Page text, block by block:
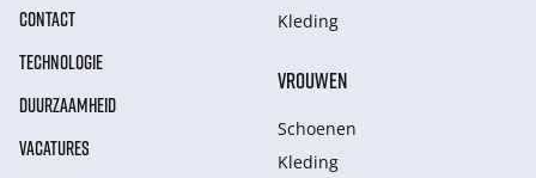
CONTACT
TECHNOLOGIE
DUURZAAMHEID
VACATURES
Kleding
VROUWEN
Schoenen
Kleding